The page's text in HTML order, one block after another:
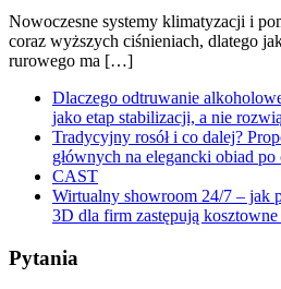
Nowoczesne systemy klimatyzacji i
coraz wyższych ciśnieniach, dlatego
rurowego ma […]
Dlaczego odtruwanie
jako etap stabilizacji, a nie
Tradycyjny rosół i co dalej?
głównych na elegancki obiad po
CAST
Wirtualny showroom 24/7 – jak
3D dla firm zastępują
Pytania